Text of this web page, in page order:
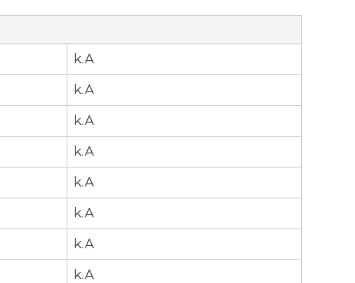
k.A
k.A
k.A
k.A
k.A
k.A
k.A
k.A